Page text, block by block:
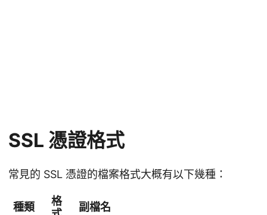
SSL 憑證格式
常見的 SSL 憑證的檔案格式大概有以下幾種：
種類
格
副檔名